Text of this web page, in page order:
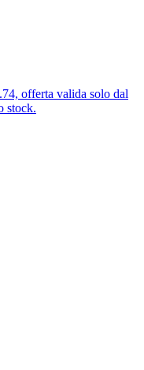
offerta valida solo dal
stock.